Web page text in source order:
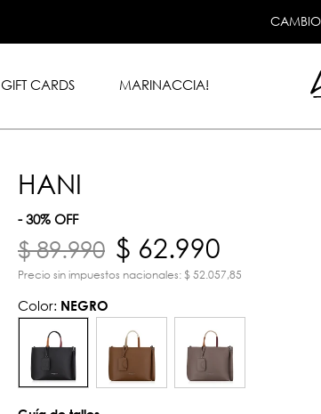
GIFT CARDS MARINACCIA!
HANI
- 30% OFF
$ 89.990 $ 62.990
Precio sin impuestos nacionales: $ 52.057,85
Color: NEGRO